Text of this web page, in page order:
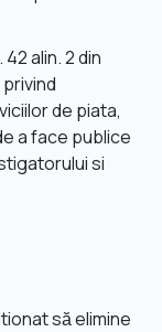
alin. 2 din
de piata,
a face publice
si
să elimine